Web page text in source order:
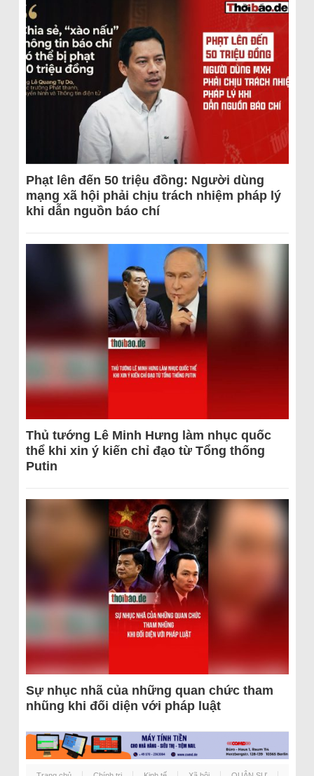
Phạt lên đến 50 triệu đồng: Người dùng
mạng xã hội phải chịu trách nhiệm pháp lý
khi dẫn nguồn báo chí
Thủ tướng Lê Minh Hưng làm nhục quốc
thể khi xin ý kiến chỉ đạo từ Tổng thống
Putin
Sự nhục nhã của những quan chức tham
nhũng khi đối diện với pháp luật